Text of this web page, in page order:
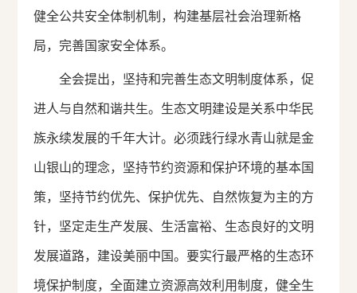
健全公共安全体制机制，构建基层社会治理新格
局，完善国家安全体系。
全会提出，坚持和完善生态文明制度体系，促
进人与自然和谐共生。生态文明建设是关系中华民
族永续发展的千年大计。必须践行绿水青山就是金
山银山的理念，坚持节约资源和保护环境的基本国
策，坚持节约优先、保护优先、自然恢复为主的方
针，坚定走生产发展、生活富裕、生态良好的文明
发展道路，建设美丽中国。要实行最严格的生态环
境保护制度，全面建立资源高效利用制度，健全生